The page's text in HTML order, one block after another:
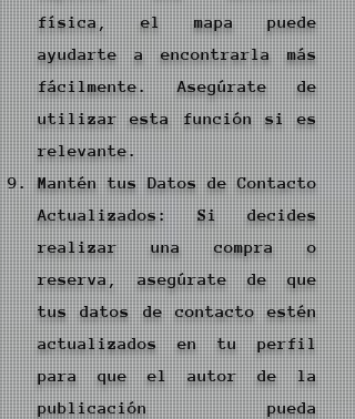
física, el mapa puede
ayudarte a encontrarla más
fácilmente. Asegúrate de
utilizar esta función si es
relevante.
Mantén tus Datos de Contacto
Actualizados: Si decides
realizar una compra o
reserva, asegúrate de que
tus datos de contacto estén
actualizados en tu perfil
para que el autor de la
publicación pueda